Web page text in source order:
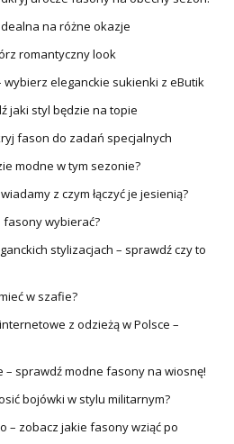
na różne okazje
romantyczny look
eleganckie sukienki z eButik
jaki styl będzie na topie
fason do zadań specjalnych
modne w tym sezonie?
z czym łączyć je jesienią?
fasony wybierać?
stylizacjach – sprawdź czy to
w szafie?
z odzieżą w Polsce –
sprawdź modne fasony na wiosnę!
bojówki w stylu militarnym?
– zobacz jakie fasony wziąć po